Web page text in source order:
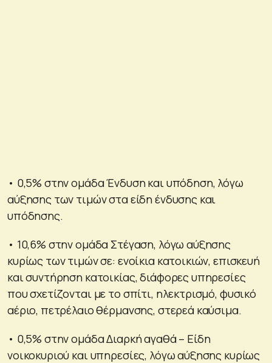
• 0,5% στην ομάδα Ένδυση και υπόδηση, λόγω
αύξησης των τιμών στα είδη ένδυσης και
υπόδησης.
• 10,6% στην ομάδα Στέγαση, λόγω αύξησης
κυρίως των τιμών σε: ενοίκια κατοικιών, επισκευή
και συντήρηση κατοικίας, διάφορες υπηρεσίες
που σχετίζονται με το σπίτι, ηλεκτρισμό, φυσικό
αέριο, πετρέλαιο θέρμανσης, στερεά καύσιμα.
• 0,5% στην ομάδα Διαρκή αγαθά – Είδη
νοικοκυριού και υπηρεσίες, λόγω αύξησης κυρίως